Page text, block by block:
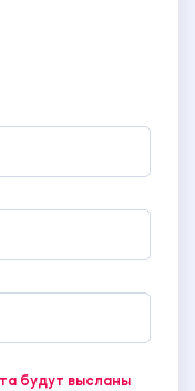
будут высланы